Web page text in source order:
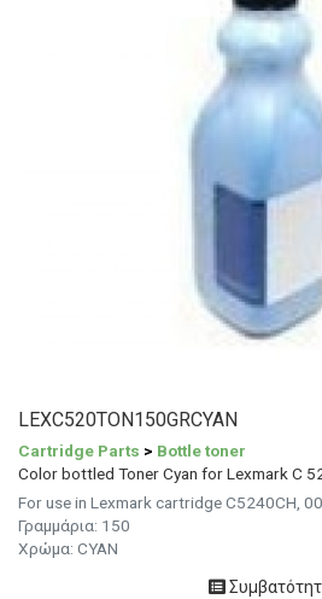
LEXC520TON150GRCYAN
Cartridge Parts > Bottle toner
Color bottled Toner Cyan for Lexmark C
For use in Lexmark cartridge C5240CH,
Γραμμάρια: 150
Χρώμα: CYAN